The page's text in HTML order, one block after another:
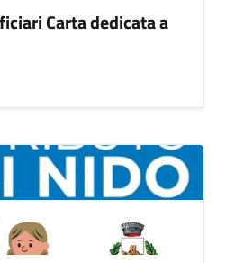
Carta dedicata a